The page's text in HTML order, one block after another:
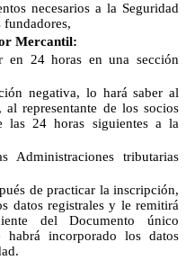
necesarios a la Seguridad
fundadores,
Mercantil:
24 horas en una sección
negativa, lo hará saber al
representante de los socios
las 24 horas siguientes a la
tributarias
de practicar la inscripción,
datos registrales y le remitirá
del Documento único
incorporado los datos